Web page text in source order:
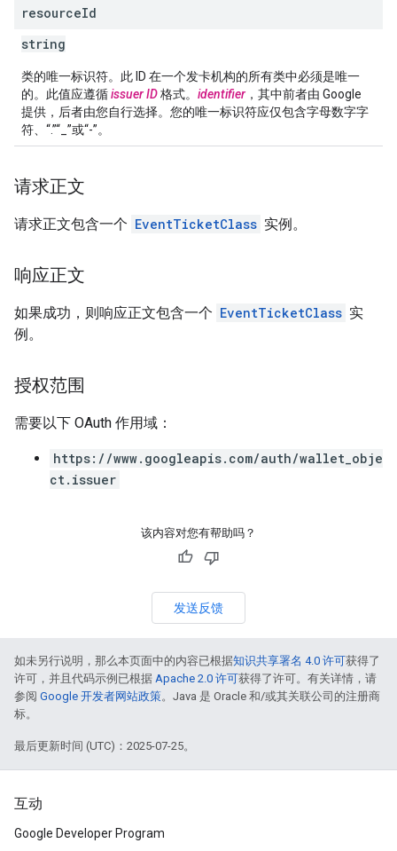
resourceId
string
类的唯一标识符。此 ID 在一个发卡机构的所有类中必须是唯一
的。此值应遵循issuer ID格式。 identifier ，其中前者由 Google
提供，后者由您自行选择。您的唯一标识符应仅包含字母数字字
符、“.”“_”或“-”。
请求正文
请求正文包含一个 EventTicketClass 实例。
响应正文
如果成功，则响应正文包含一个 EventTicketClass 实
例。
授权范围
需要以下 OAuth 作用域：
https://www.googleapis.com/auth/wallet_obje
ct.issuer
该内容对您有帮助吗？
发送反馈
如未另行说明，那么本页面中的内容已根据知识共享署名 4.0 许可获得了
许可，并且代码示例已根据 Apache 2.0 许可获得了许可。有关详情，请
参阅 Google 开发者网站政策。Java 是 Oracle 和/或其关联公司的注册商
标。
最后更新时间 (UTC)：2025-07-25。
互动
Google Developer Program